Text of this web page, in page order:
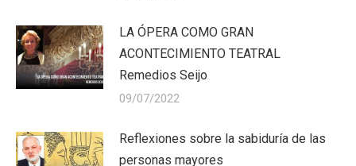
LA ÓPERA COMO GRAN
ACONTECIMIENTO TEATRAL
Remedios Seijo
09/07/2022
Reflexiones sobre la sabiduría de las
personas mayores